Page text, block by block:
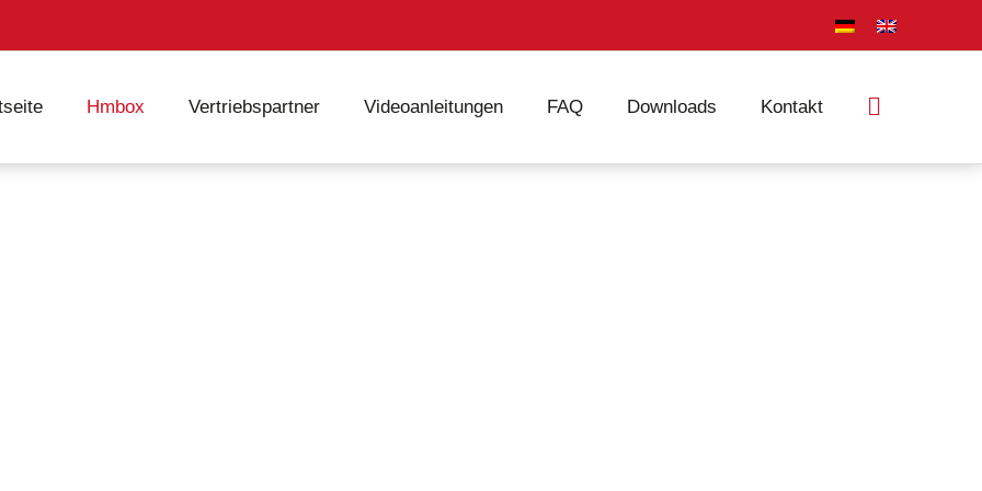
Hmbox Vertriebspartner Videoanleitungen FAQ Downloads Kontakt